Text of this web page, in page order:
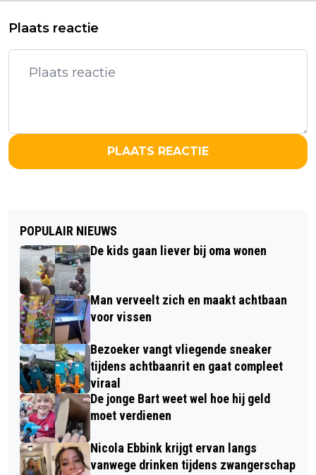
Plaats reactie
PLAATS REACTIE
POPULAIR NIEUWS
De kids gaan liever bij oma wonen
Man verveelt zich en maakt achtbaan
voor vissen
Bezoeker vangt vliegende sneaker
tijdens achtbaanrit en gaat compleet
viraal
De jonge Bart weet wel hoe hij geld
moet verdienen
Nicola Ebbink krijgt ervan langs
vanwege drinken tijdens zwangerschap